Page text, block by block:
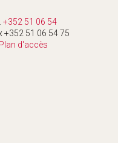
+352 51 06 54
+352 51 06 54 75
Plan d'accès